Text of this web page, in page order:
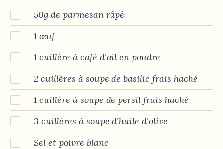
50g de parmesan râpé
1 œuf
1 cuillère à café d'ail en poudre
2 cuillères à soupe de basilic frais haché
1 cuillère à soupe de persil frais haché
3 cuillères à soupe d'huile d'olive
Sel et poivre blanc